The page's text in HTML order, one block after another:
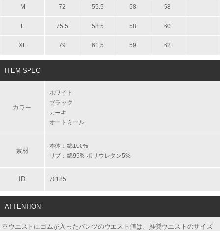
M 72 55.5 58 58
L 75.5 58.5 58 60
XL 79 61.5 59 62
ITEM SPEC
カラー
ホワイト
ブラック
カーキ
オートミール
素材
本体：綿100%
リブ：綿95% ポリウレタン5%
ID 70185
ATTENTION
※ウエストにゴムが入ったパンツのウエスト値は、推奨ウエストのサイズ